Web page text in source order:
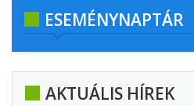
ESEMÉNYNAPTÁR
AKTUÁLIS HÍREK